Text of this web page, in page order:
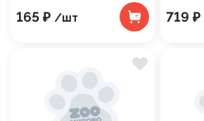
165 ₽ /шт 719 ₽